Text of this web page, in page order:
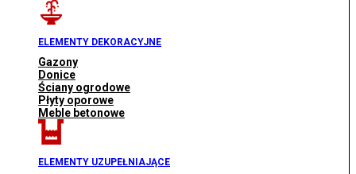
ELEMENTY DEKORACYJNE
Gazony
Donice
Ściany ogrodowe
Płyty oporowe
Meble betonowe
ELEMENTY UZUPEŁNIAJĄCE